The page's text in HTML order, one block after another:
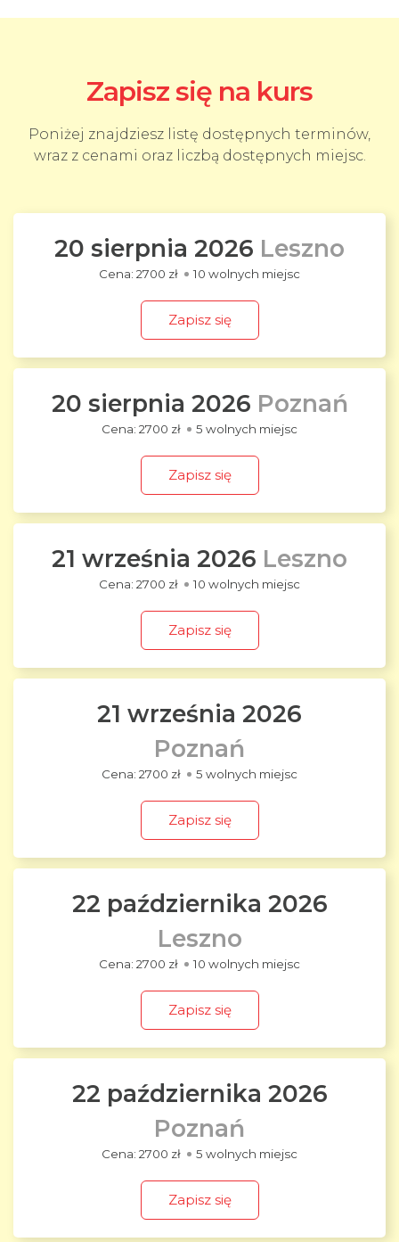
Zapisz się na kurs
Poniżej znajdziesz listę dostępnych terminów,
wraz z cenami oraz liczbą dostępnych miejsc.
20 sierpnia 2026 Leszno
2700 zł 10 wolnych miejsc
Zapisz się
20 sierpnia 2026 Poznań
2700 zł 5 wolnych miejsc
Zapisz się
21 września 2026 Leszno
2700 zł 10 wolnych miejsc
Zapisz się
21 września 2026
Poznań
2700 zł 5 wolnych miejsc
Zapisz się
22 października 2026
Leszno
2700 zł 10 wolnych miejsc
Zapisz się
22 października 2026
Poznań
2700 zł 5 wolnych miejsc
Zapisz się